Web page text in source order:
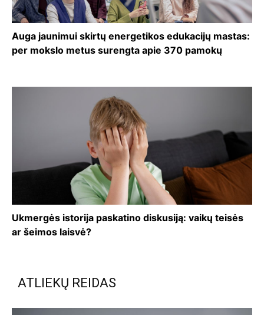
Auga jaunimui skirtų energetikos edukacijų mastas:
per mokslo metus surengta apie 370 pamokų
Ukmergės istorija paskatino diskusiją: vaikų teisės
ar šeimos laisvė?
ATLIEKŲ REIDAS